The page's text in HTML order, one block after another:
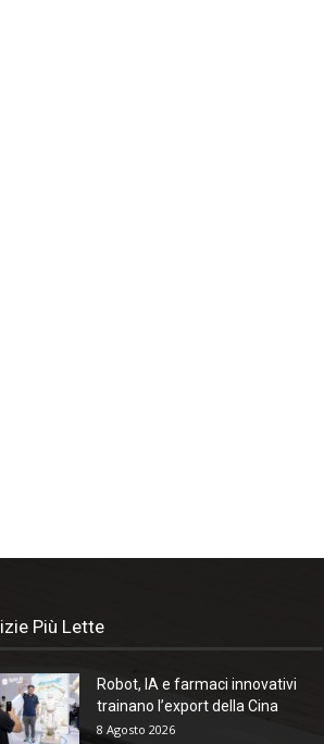
Più Lette
Robot, IA e farmaci innovativi
trainano l’export della Cina
8 Agosto 2026